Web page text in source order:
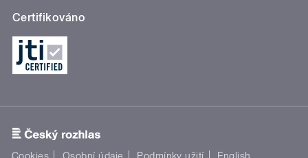
Certifikováno
Cookies Osobní údaje Podmínky užití English